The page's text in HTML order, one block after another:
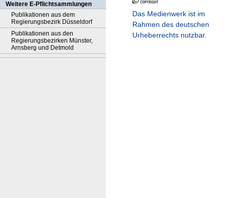
Weitere E-Pflichtsammlungen
Publikationen aus dem
Regierungsbezirk Düsseldorf
Publikationen aus den
Regierungsbezirken Münster,
Arnsberg und Detmold
Das Medienwerk ist im
Rahmen des deutschen
Urheberrechts nutzbar.